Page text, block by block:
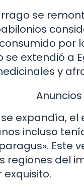
se
extendió a
y
Anuncios
expandía,
incluso
Este
regiones del